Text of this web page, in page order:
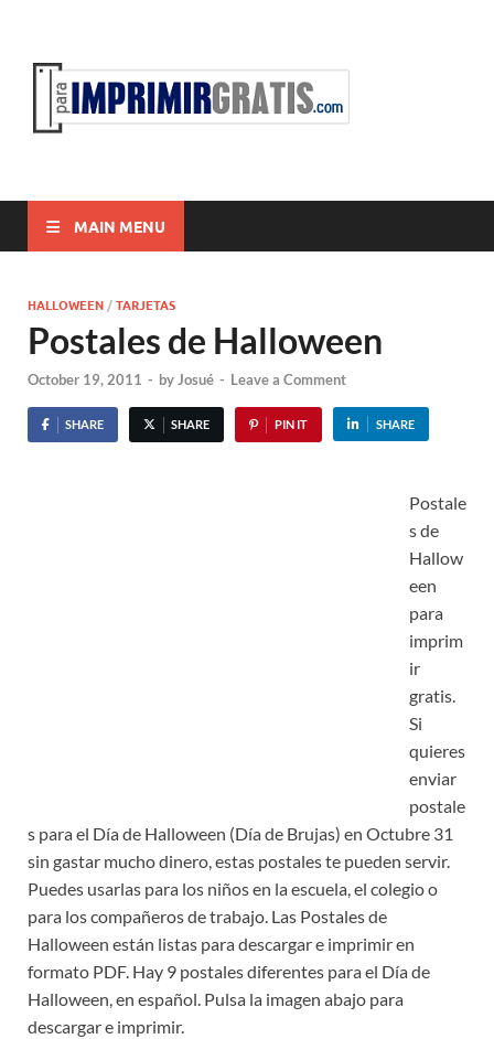
MAIN MENU
HALLOWEEN /TARJETAS
Postales de Halloween
October 19, 2011 - byJosué - Leave a Comment
SHARE SHARE PIN IT SHARE
Postale
s de
Hallow
een
para
imprim
ir
gratis.
Si
quieres
enviar
postale
s para el Día de Halloween (Día de Brujas) en Octubre 31
sin gastar mucho dinero, estas postales te pueden servir.
Puedes usarlas para los niños en la escuela, el colegio o
para los compañeros de trabajo. Las Postales de
Halloween están listas para descargar e imprimir en
formato PDF. Hay 9 postales diferentes para el Día de
Halloween, en español. Pulsa la imagen abajo para
descargar e imprimir.